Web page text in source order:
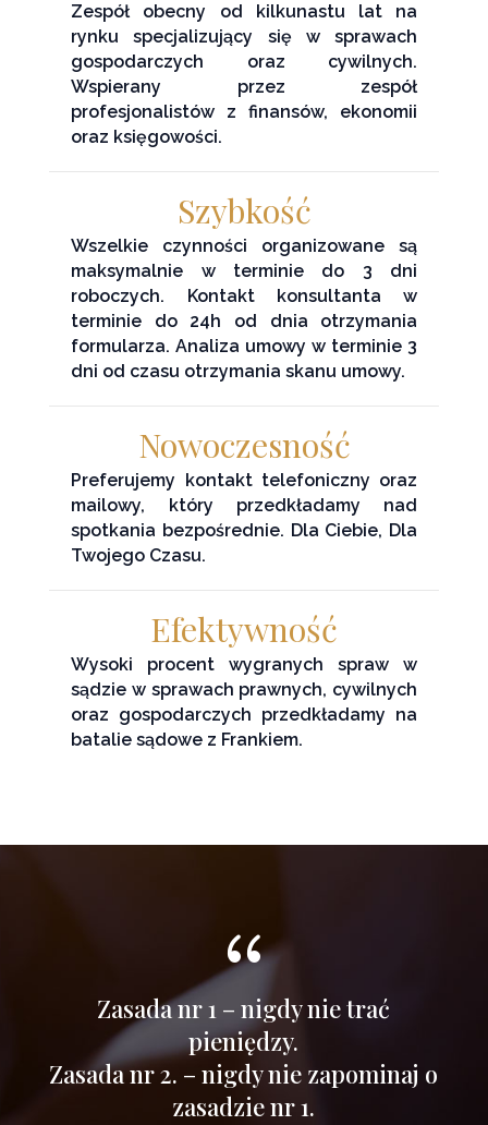
Zespół obecny od kilkunastu lat na
rynku specjalizujący się w sprawach
gospodarczych oraz cywilnych.
Wspierany przez zespół
profesjonalistów z finansów, ekonomii
oraz księgowości.
Szybkość
Wszelkie czynności organizowane są
maksymalnie w terminie do 3 dni
roboczych. Kontakt konsultanta w
terminie do 24h od dnia otrzymania
formularza. Analiza umowy w terminie 3
dni od czasu otrzymania skanu umowy.
Nowoczesność
Preferujemy kontakt telefoniczny oraz
mailowy, który przedkładamy nad
spotkania bezpośrednie. Dla Ciebie, Dla
Twojego Czasu.
Efektywność
Wysoki procent wygranych spraw w
sądzie w sprawach prawnych, cywilnych
oraz gospodarczych przedkładamy na
batalie sądowe z Frankiem.
{
Zasada nr 1 – nigdy nie trać
pieniędzy.
Zasada nr 2. – nigdy nie zapominaj o
zasadzie nr 1.